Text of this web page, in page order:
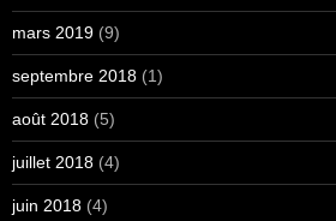
mars 2019 (9)
septembre 2018 (1)
août 2018 (5)
juillet 2018 (4)
juin 2018 (4)